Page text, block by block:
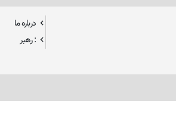
درباره ما
: رهبر